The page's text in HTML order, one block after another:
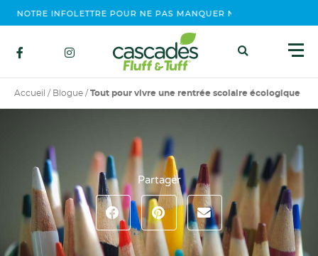
INFOLETTRE POUR NE PAS MANQUER NOS ÉVÉNEMENTS,
Accueil / Blogue / Tout pour vivre une rentrée scolaire écologique
Partager